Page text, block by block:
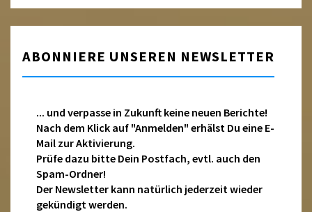
ABONNIERE UNSEREN NEWSLETTER
... und verpasse in Zukunft keine neuen Berichte!
Nach dem Klick auf "Anmelden" erhälst Du eine E-
Mail zur Aktivierung.
Prüfe dazu bitte Dein Postfach, evtl. auch den
Spam-Ordner!
Der Newsletter kann natürlich jederzeit wieder
gekündigt werden.